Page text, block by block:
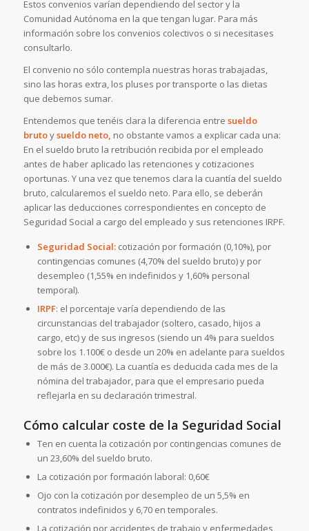
Estos convenios varían dependiendo del sector y la
Comunidad Autónoma en la que tengan lugar. Para más
información sobre los convenios colectivos o si necesitases
consultarlo.
El convenio no sólo contempla nuestras horas trabajadas,
sino las horas extra, los pluses por transporte o las dietas
que debemos sumar.
Entendemos que tenéis clara la diferencia entre sueldo
brutoysueldo neto, no obstante vamos a explicar cada una:
En el sueldo bruto la retribución recibida por el empleado
antes de haber aplicado las retenciones y cotizaciones
oportunas. Y una vez que tenemos clara la cuantía del sueldo
bruto, calcularemos el sueldo neto. Para ello, se deberán
aplicar las deducciones correspondientes en concepto de
Seguridad Social a cargo del empleado y sus retenciones IRPF.
Seguridad Social:cotización por formación (0,10%), por
contingencias comunes (4,70% del sueldo bruto) y por
desempleo (1,55% en indefinidos y 1,60% personal
temporal).
IRPF: el porcentaje varía dependiendo de las
circunstancias del trabajador (soltero, casado, hijos a
cargo, etc) y de sus ingresos (siendo un 4% para sueldos
sobre los 1.100€ o desde un 20% en adelante para sueldos
de más de 3.000€). La cuantía es deducida cada mes de la
nómina del trabajador, para que el empresario pueda
reflejarla en su declaración trimestral.
Cómo calcular coste de la Seguridad Social
Ten en cuenta la cotización por contingencias comunes de
un 23,60% del sueldo bruto.
La cotización por formación laboral: 0,60€
Ojo con la cotización por desempleo de un 5,5% en
contratos indefinidos y 6,70 en temporales.
La cotización por accidentes de trabajo y enfermedades